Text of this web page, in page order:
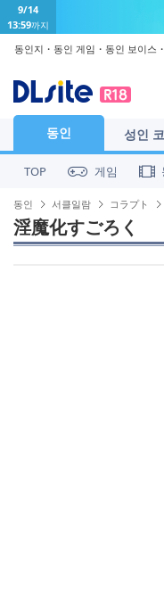
9/14
13:59까지
동인지・동인 게임・동인 보이스
동인 성인
TOP 게임
동인 서클일람 コラプト
淫魔化すごろく